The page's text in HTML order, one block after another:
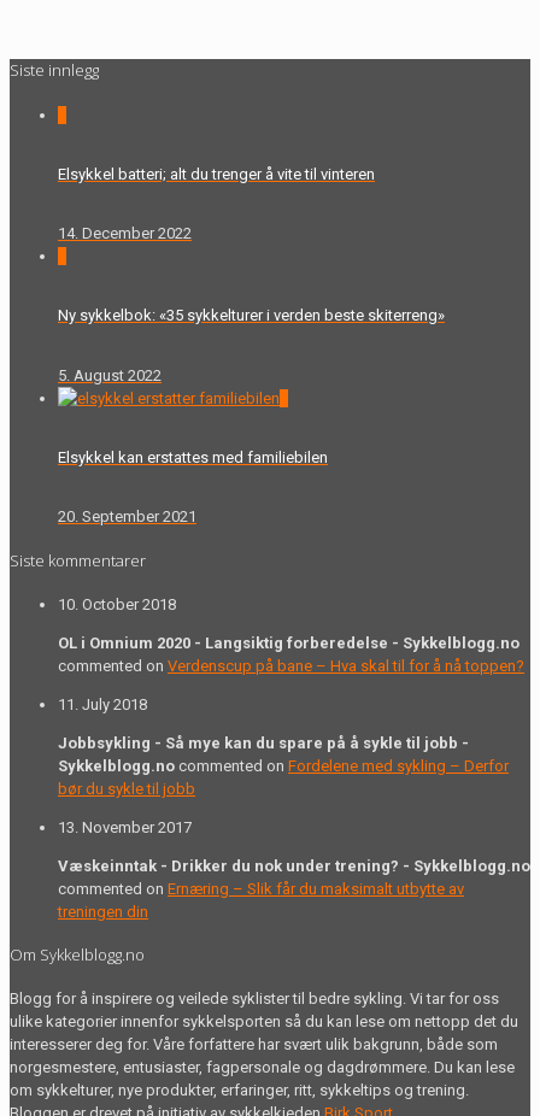
Siste innlegg
Elsykkel batteri; alt du trenger å vite til vinteren
14. December 2022
Ny sykkelbok: «35 sykkelturer i verden beste skiterreng»
5. August 2022
Elsykkel kan erstattes med familiebilen
20. September 2021
Siste kommentarer
10. October 2018
OL i Omnium 2020 - Langsiktig forberedelse - Sykkelblogg.no
commented on Verdenscup på bane – Hva skal til for å nå toppen?
11. July 2018
Jobbsykling - Så mye kan du spare på å sykle til jobb -
Sykkelblogg.no commented on Fordelene med sykling – Derfor
bør du sykle til jobb
13. November 2017
Væskeinntak - Drikker du nok under trening? - Sykkelblogg.no
commented on Ernæring – Slik får du maksimalt utbytte av
treningen din
Om Sykkelblogg.no
Blogg for å inspirere og veilede syklister til bedre sykling. Vi tar for oss
ulike kategorier innenfor sykkelsporten så du kan lese om nettopp det du
interesserer deg for. Våre forfattere har svært ulik bakgrunn, både som
norgesmestere, entusiaster, fagpersonale og dagdrømmere. Du kan lese
om sykkelturer, nye produkter, erfaringer, ritt, sykkeltips og trening.